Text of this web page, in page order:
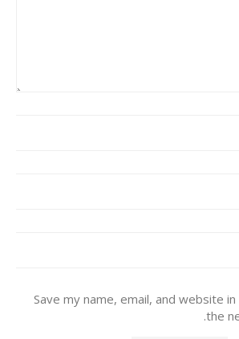
Save my name, email, and website
the